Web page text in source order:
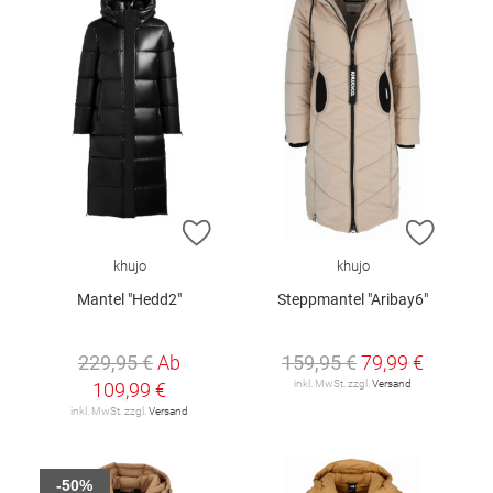
ZUR WUNSCHLISTE HINZUFÜGEN
khujo
Mantel "Hedd2"
229,95 €Ab
109,99 €
inkl. MwSt. zzgl. Versand
ZUR
khujo
Steppmantel "Aribay6"
159,95 €79,99 €
inkl. MwSt. zzgl. Versand
-50%